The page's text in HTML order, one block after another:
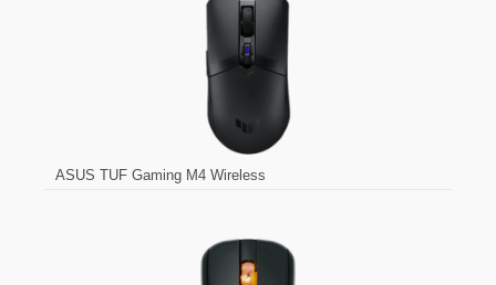
ASUS TUF Gaming M4 Wireless